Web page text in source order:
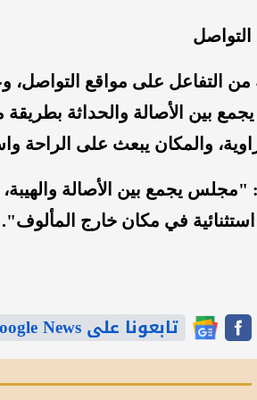
من التفاعل على مواقع التواصل،
بين الأصالة والحداثة
والمكان يبعث على الراحة
يجمع بين الأصالة والهيبة،
في مكان خارج المألوف".
تابعونا على Google News